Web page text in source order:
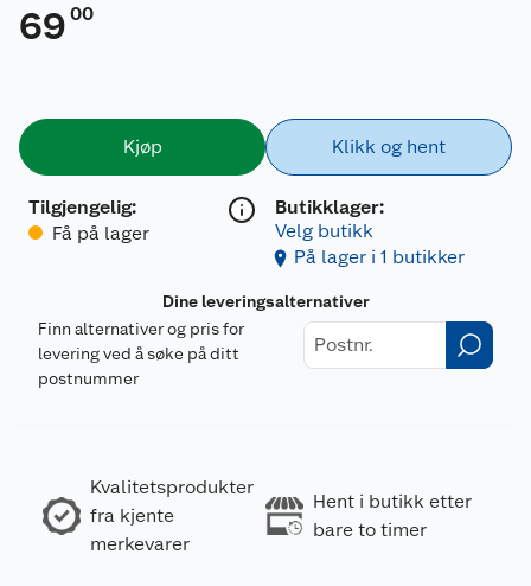
69 00
Kjøp
Tilgjengelig:
Få på lager
Klikk og hent
Butikklager:
Velg butikk
På lager i 1 butikker
Dine leveringsalternativer
Finn alternativer og pris for
levering ved å søke på ditt
postnummer
Kvalitetsprodukter
fra kjente
merkevarer
Hent i butikk etter
bare to timer